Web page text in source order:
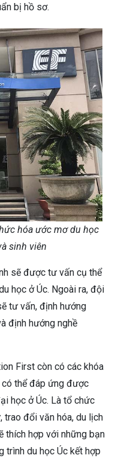
bị hồ sơ.
hóa ước mơ du học
sinh viên
sẽ được tư vấn cụ thể
học ở Úc. Ngoài ra, đội
tư vấn, định hướng
định hướng nghề
First còn có các khóa
thể đáp ứng được
học ở Úc. Là tổ chức
trao đổi văn hóa, du lịch
thích hợp với những bạn
trình du học Úc kết hợp